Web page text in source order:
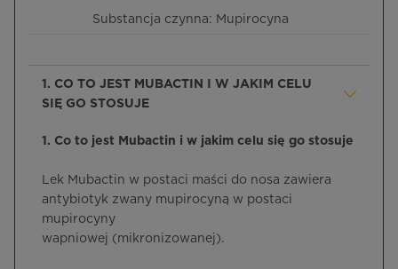
Substancja czynna: Mupirocyna
1. CO TO JEST MUBACTIN I W JAKIM CELU
SIĘ GO STOSUJE
1. Co to jest Mubactin i w jakim celu się go stosuje
Lek Mubactin w postaci maści do nosa zawiera
antybiotyk zwany mupirocyną w postaci
mupirocyny
wapniowej (mikronizowanej).